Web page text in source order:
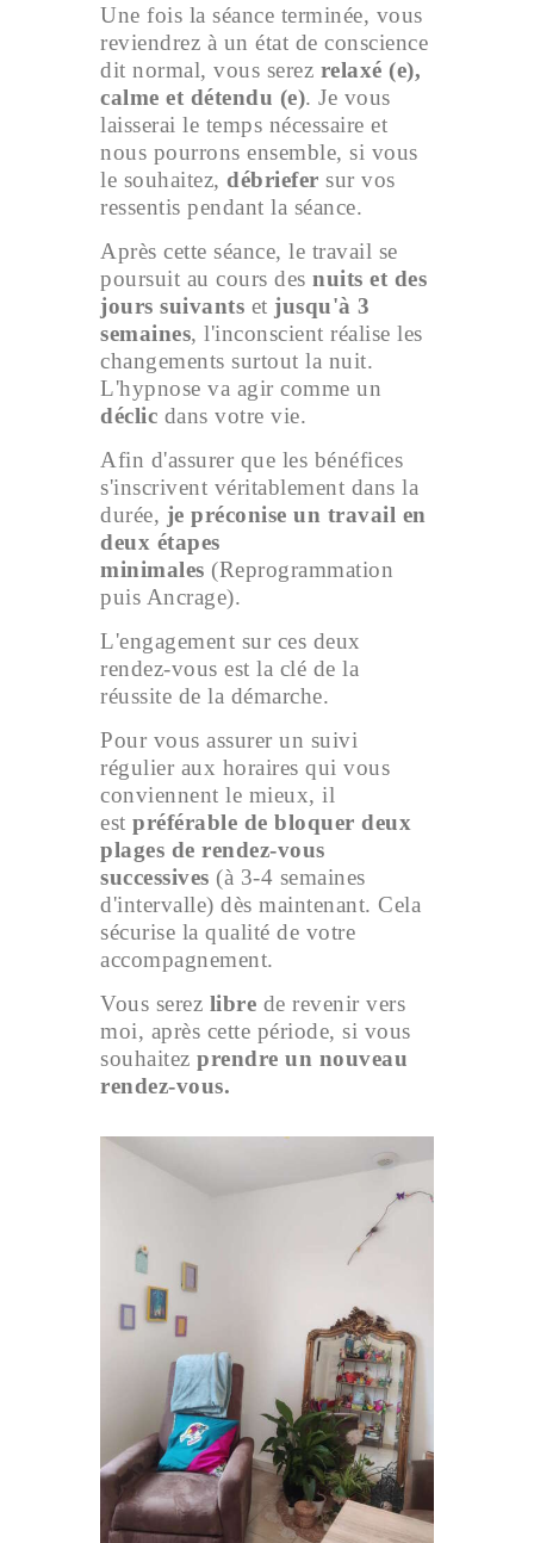
Une fois la séance terminée, vous
reviendrez à un état de conscience
dit normal, vous serez relaxé (e),
calme et détendu (e). Je vous
laisserai le temps nécessaire et
nous pourrons ensemble, si vous
le souhaitez, débriefer sur vos
ressentis pendant la séance.
Après cette séance, le travail se
poursuit au cours des nuits et des
jours suivants et jusqu'à 3
semaines, l'inconscient réalise les
changements surtout la nuit.
L'hypnose va agir comme un
déclic dans votre vie.
Afin d'assurer que les bénéfices
s'inscrivent véritablement dans la
durée, je préconise un travail en
deux étapes
minimales (Reprogrammation
puis Ancrage).
L'engagement sur ces deux
rendez-vous est la clé de la
réussite de la démarche.
Pour vous assurer un suivi
régulier aux horaires qui vous
conviennent le mieux, il
est préférable de bloquer deux
plages de rendez-vous
successives (à 3-4 semaines
d'intervalle) dès maintenant. Cela
sécurise la qualité de votre
accompagnement.
Vous serez libre de revenir vers
moi, après cette période, si vous
souhaitez prendre un nouveau
rendez-vous.